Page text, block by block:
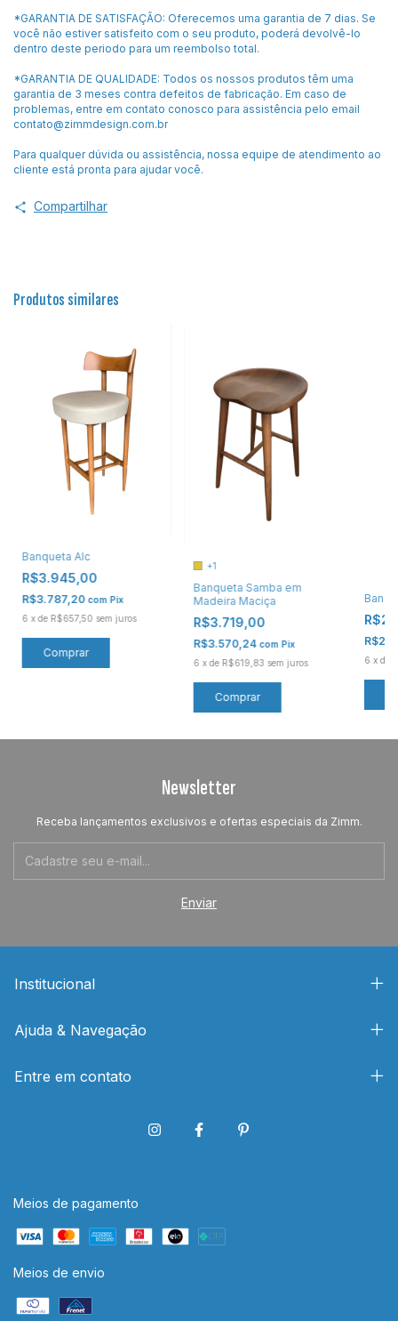
*GARANTIA DE SATISFAÇÃO: Oferecemos uma garantia de 7 dias. Se
você não estiver satisfeito com o seu produto, poderá devolvê-lo
dentro deste periodo para um reembolso total.
*GARANTIA DE QUALIDADE: Todos os nossos produtos têm uma
garantia de 3 meses contra defeitos de fabricação. Em caso de
problemas, entre em contato conosco para assistência pelo email
contato@zimmdesign.com.br
Para qualquer dúvida ou assistência, nossa equipe de atendimento ao
cliente está pronta para ajudar você.
Compartilhar
Produtos similares
Banqueta Alc
R$3.945,00
R$3.787,20 com Pix
6 xde R$657,50 sem juros
Comprar
+1
Banqueta Samba em
Madeira Maciça
R$3.719,00
R$3.570,24 com Pix
6 xde R$619,83 sem juros
Comprar
6 x de
Newsletter
Receba lançamentos exclusivos e ofertas especiais da Zimm.
Institucional
Ajuda & Navegação
Entre em contato
Meios de pagamento
Meios de envio